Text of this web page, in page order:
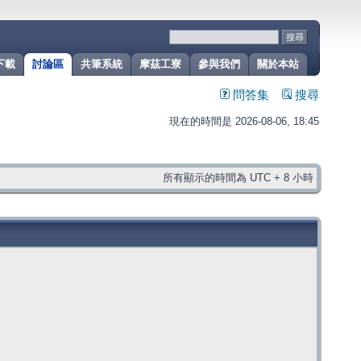
關於本站
參與我們
摩茲工寮
共筆系統
討論區
載
問答集 搜尋
現在的時間是 2026-08-06, 18:45
所有顯示的時間為 UTC + 8 小時